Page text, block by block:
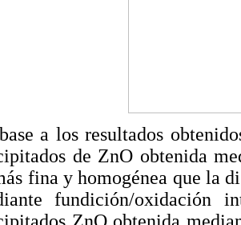
a los resultados
de ZnO obtenida
fina y homogénea que la
fundición/oxidación